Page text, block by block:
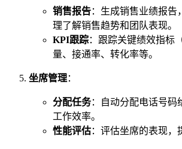
销售报告：生成销售业绩报告
理了解销售趋势和团队表现。
KPI跟踪：跟踪关键绩效指标
量、接通率、转化率等。
坐席管理：
分配任务：自动分配电话号码
工作效率。
性能评估：评估坐席的表现，